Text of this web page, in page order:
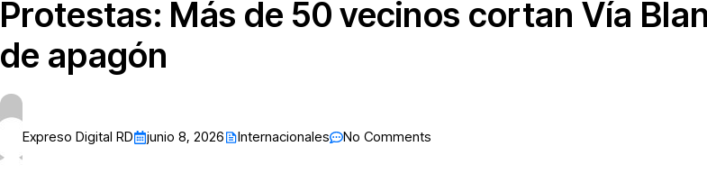
Protestas: Más de 50 vecinos cortan Vía
de apagón
Expreso Digital RD junio 8, 2026 Internacionales No Comments